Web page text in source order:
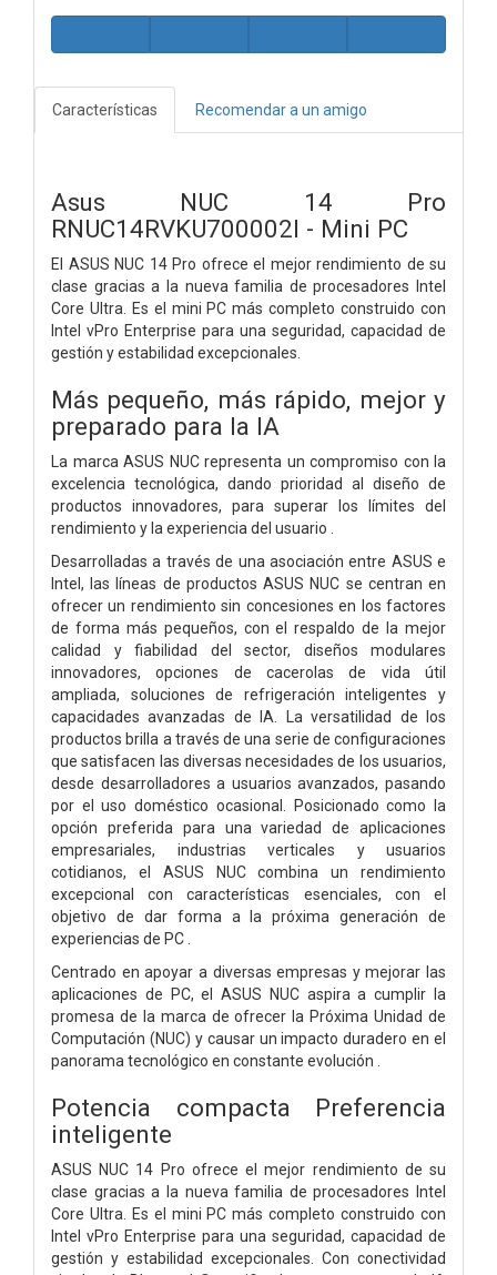
Características Recomendar a un amigo
Asus NUC 14 Pro
RNUC14RVKU700002I - Mini PC
El ASUS NUC 14 Pro ofrece el mejor rendimiento de su
clase gracias a la nueva familia de procesadores Intel
Core Ultra. Es el mini PC más completo construido con
Intel vPro Enterprise para una seguridad, capacidad de
gestión y estabilidad excepcionales.
Más pequeño, más rápido, mejor y
preparado para la IA
La marca ASUS NUC representa un compromiso con la
excelencia tecnológica, dando prioridad al diseño de
productos innovadores, para superar los límites del
rendimiento y la experiencia del usuario .
Desarrolladas a través de una asociación entre ASUS e
Intel, las líneas de productos ASUS NUC se centran en
ofrecer un rendimiento sin concesiones en los factores
de forma más pequeños, con el respaldo de la mejor
calidad y fiabilidad del sector, diseños modulares
innovadores, opciones de cacerolas de vida útil
ampliada, soluciones de refrigeración inteligentes y
capacidades avanzadas de IA. La versatilidad de los
productos brilla a través de una serie de configuraciones
que satisfacen las diversas necesidades de los usuarios,
desde desarrolladores a usuarios avanzados, pasando
por el uso doméstico ocasional. Posicionado como la
opción preferida para una variedad de aplicaciones
empresariales, industrias verticales y usuarios
cotidianos, el ASUS NUC combina un rendimiento
excepcional con características esenciales, con el
objetivo de dar forma a la próxima generación de
experiencias de PC .
Centrado en apoyar a diversas empresas y mejorar las
aplicaciones de PC, el ASUS NUC aspira a cumplir la
promesa de la marca de ofrecer la Próxima Unidad de
Computación (NUC) y causar un impacto duradero en el
panorama tecnológico en constante evolución .
Potencia compacta Preferencia
inteligente
ASUS NUC 14 Pro ofrece el mejor rendimiento de su
clase gracias a la nueva familia de procesadores Intel
Core Ultra. Es el mini PC más completo construido con
Intel vPro Enterprise para una seguridad, capacidad de
gestión y estabilidad excepcionales. Con conectividad